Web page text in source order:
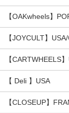
【OAKwheels】
【JOYCULT】
【CARTWHEELS
【 Deli 】USA
【CLOSEUP】